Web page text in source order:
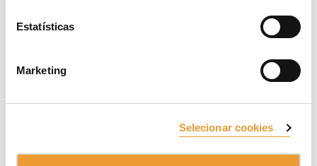
Estatísticas
Marketing
Selecionar cookies
Se desejar, escreva-nos uma mensagem